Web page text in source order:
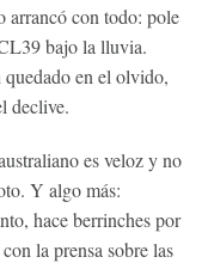
arrancó con todo: pole
bajo la lluvia.
quedado en el olvido,
declive.
es veloz y no
Y algo más:
hace berrinches por
la prensa sobre las